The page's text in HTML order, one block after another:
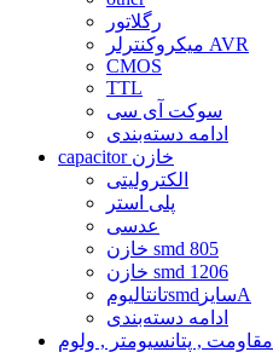
رگلاتور
میکروکنترلر AVR
CMOS
TTL
سوکت آی سی
ادامه دسته‌بندی
capacitor خازن
الکترولیتی
پلی استر
عدسی
خازن smd 805
خازن smd 1206
تانتالیومsmdسایزA
ادامه دسته‌بندی
مقاومت , پتانسیومتر , ولوم